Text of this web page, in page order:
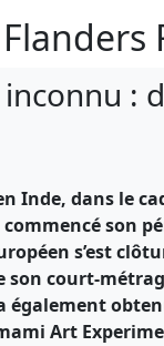
:
Inde, dans le
son
s’est
son court-
également
Art